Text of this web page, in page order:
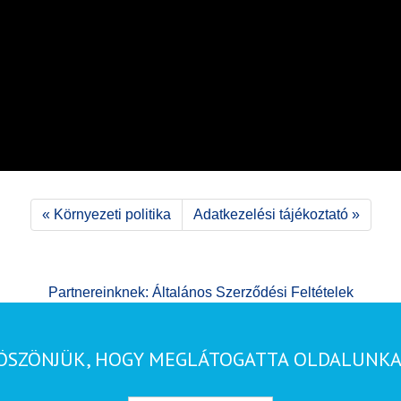
« Környezeti politika Adatkezelési tájékoztató »
Partnereinknek: Általános Szerződési Feltételek
HOGY MEGLÁTOGATTA